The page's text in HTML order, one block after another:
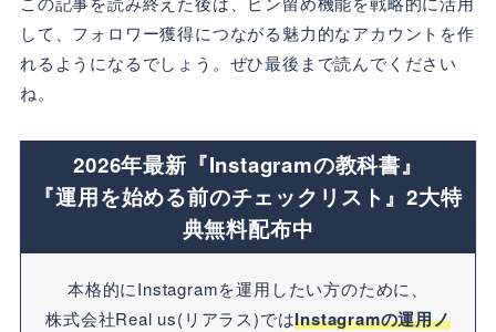
して、フォロワー獲得につながる魅力的なアカウントを作
れるようになるでしょう。ぜひ最後まで読んでください
ね。
2026年最新『Instagramの教科書』
『運用を始める前のチェックリスト』2大特
典無料配布中
本格的にInstagramを運用したい方のために、
株式会社Real us(リアラス)ではInstagramの運用ノ